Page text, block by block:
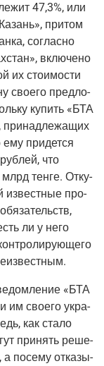
47,3%, или
при­том
соглас­но
вклю­че­но
их сто­и­мо­сти
сво­е­го пред­ло­
купить «БТА
при­над­ле­жа­щих
при­дет­ся
что
млрд тен­ге. Отку­
извест­ные про­
ли у него
«БТА
им сво­е­го укра­
как ста­ло
при­нять реше­
а посе­му отка­зы­